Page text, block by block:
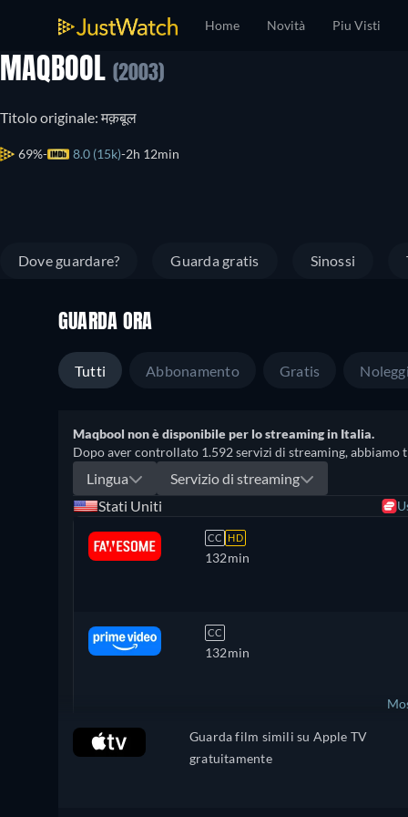
Home Novità Piu Visti
MAQBOOL (2003)
Titolo originale: मक़बूल
69% 8.0 (15k) 2h 12min
Dove guardare? Guarda gratis Sinossi
GUARDA ORA
Tutti Abbonamento Gratis
Maqbool non è disponibile per lo streaming in Italia.
Dopo aver controllato 1.592 servizi di streaming,
Lingua
Servizio di streaming
Stati Uniti
CC HD
132min
CC
132min
Regno Unito
Guarda film simili su Apple TV
gratuitamente